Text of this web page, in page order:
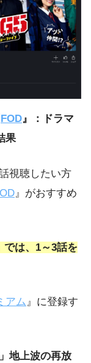
FOD』：ドラマ
果
視聴したい方
』がおすすめ
では、1～3話を
アム』に登録す
地上波の再放